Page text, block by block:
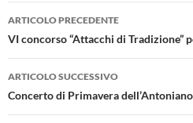
Navigazione
articolo
ARTICOLO PRECEDENTE
VI concorso “Attacchi di Tradizione”
ARTICOLO SUCCESSIVO
Concerto di Primavera